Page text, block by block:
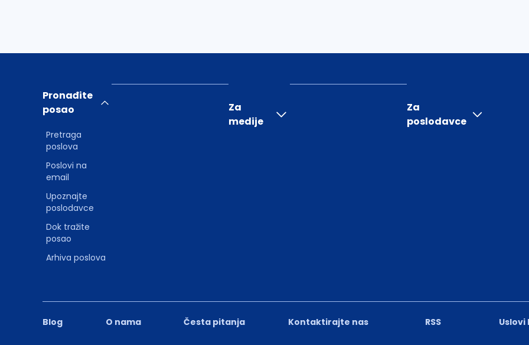
Blog O nama Česta pitanja Kontaktirajte nas RSS
Pronađite
posao
Pretraga
poslova
Poslovi na
email
Upoznajte
poslodavce
Dok tražite
posao
Arhiva poslova
Za
medije
Za
poslodavce